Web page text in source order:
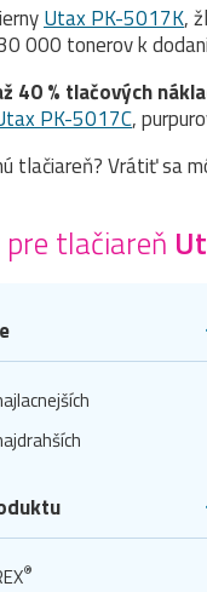
Utax PK-5017K,
000 tonerov k
40 % tlačových
PK-5017C,
tlačiareň? Vrátiť sa
tlačiareň
®